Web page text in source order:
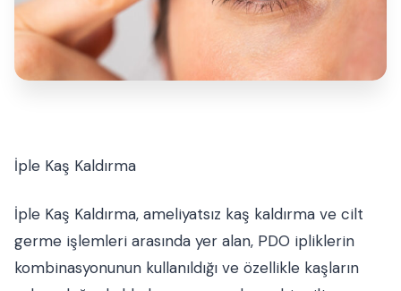
İple Kaş Kaldırma
İple Kaş Kaldırma, ameliyatsız kaş kaldırma ve cilt
germe işlemleri arasında yer alan, PDO ipliklerin
kombinasyonunun kullanıldığı ve özellikle kaşların